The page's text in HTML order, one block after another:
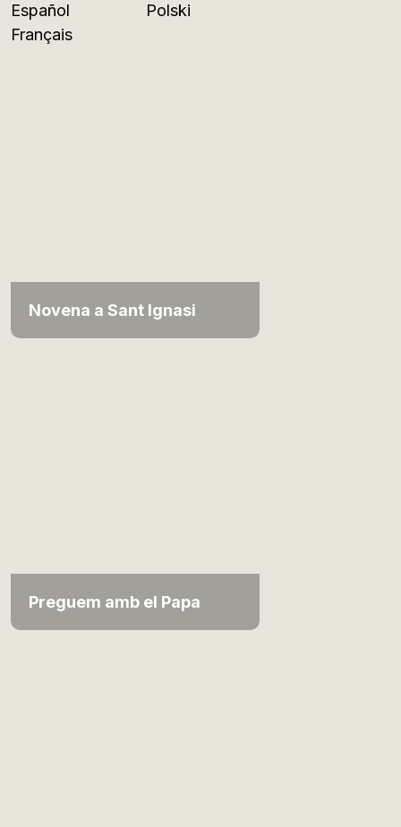
Español
Français
Polski
Novena a Sant Ignasi
Preguem amb el Papa